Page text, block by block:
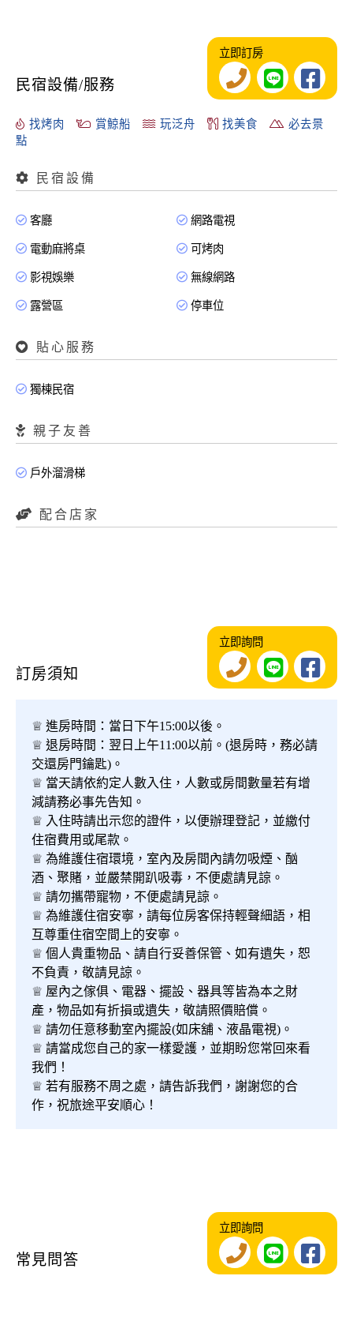
民宿設備/服務
立即訂房
找烤肉 賞鯨船 玩泛舟 找美食
必去景
點
民宿設備
客廳 網路電視
電動麻將桌 可烤肉
影視娛樂 無線網路
露營區 停車位
貼心服務
獨棟民宿
親子友善
戶外溜滑梯
配合店家
訂房須知
立即詢問
♕ 進房時間：當日下午15:00以後。
♕ 退房時間：翌日上午11:00以前。(退房時，務必請
交還房門鑰匙)。
♕ 當天請依約定人數入住，人數或房間數量若有增
減請務必事先告知。
♕ 入住時請出示您的證件，以便辦理登記，並繳付
住宿費用或尾款。
♕ 為維護住宿環境，室內及房間內請勿吸煙、酗
酒、聚賭，並嚴禁開趴吸毒，不便處請見諒。
♕ 請勿攜帶寵物，不便處請見諒。
♕ 為維護住宿安寧，請每位房客保持輕聲細語，相
互尊重住宿空間上的安寧。
♕ 個人貴重物品、請自行妥善保管、如有遺失，恕
不負責，敬請見諒。
♕ 屋內之傢俱、電器、擺設、器具等皆為本之財
產，物品如有折損或遺失，敬請照價賠償。
♕ 請勿任意移動室內擺設(如床舖、液晶電視)。
♕ 請當成您自己的家一樣愛護，並期盼您常回來看
我們！
♕ 若有服務不周之處，請告訴我們，謝謝您的合
作，祝旅途平安順心！
常見問答
立即詢問